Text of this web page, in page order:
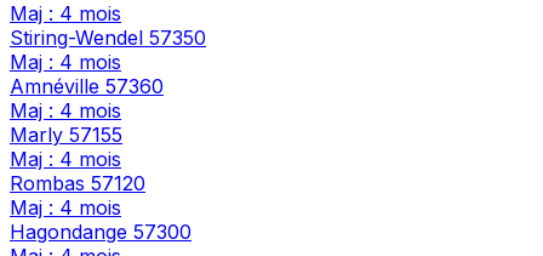
Maj : 4 mois
Stiring-Wendel 57350
Maj : 4 mois
Amnéville 57360
Maj : 4 mois
Marly 57155
Maj : 4 mois
Rombas 57120
Maj : 4 mois
Hagondange 57300